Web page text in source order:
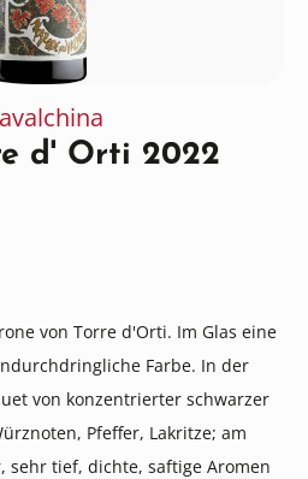
d' Orti 2022
von Torre d'Orti. Im Glas eine
Farbe. In der
von konzentrierter schwarzer
Pfeffer, Lakritze; am
sehr tief, dichte, saftige Aromen